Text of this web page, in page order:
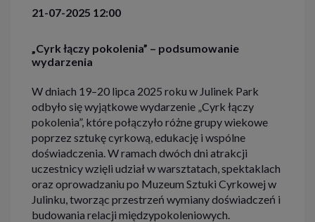
21-07-2025 12:00
„Cyrk łączy pokolenia” – podsumowanie
wydarzenia
W dniach 19–20 lipca 2025 roku w Julinek Park
odbyło się wyjątkowe wydarzenie „Cyrk łączy
pokolenia”, które połączyło różne grupy wiekowe
poprzez sztukę cyrkową, edukację i wspólne
doświadczenia. W ramach dwóch dni atrakcji
uczestnicy wzięli udział w warsztatach, spektaklach
oraz oprowadzaniu po Muzeum Sztuki Cyrkowej w
Julinku, tworząc przestrzeń wymiany doświadczeń i
budowania relacji międzypokoleniowych.